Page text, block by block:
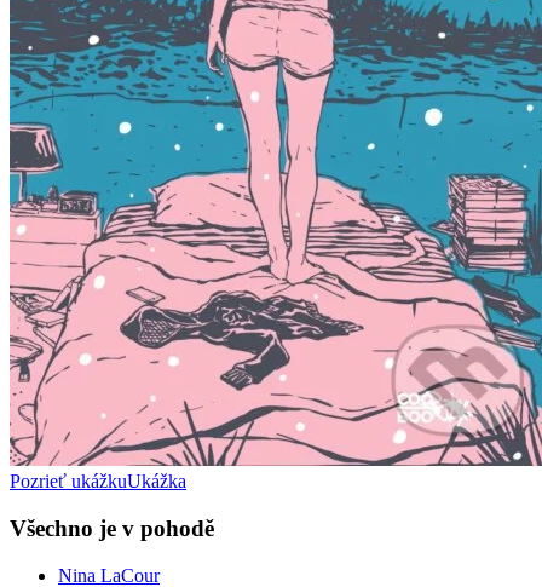
Pozrieť ukážkuUkážka
Všechno je v pohodě
Nina LaCour